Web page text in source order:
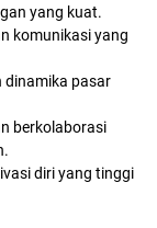
yang kuat.
komunikasi yang
dinamika pasar
berkolaborasi
diri yang tinggi